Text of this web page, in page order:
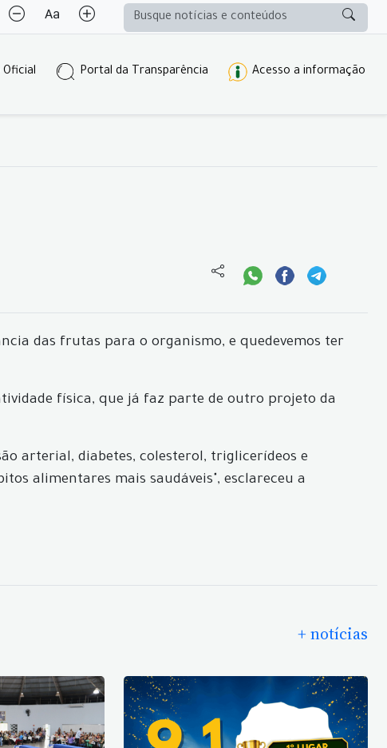
Oficial Portal da Transparência Acesso a informação
das frutas para o organismo, e quedevemos ter
física, que já faz parte de outro projeto da
arterial, diabetes, colesterol, triglicerídeos e
alimentares mais saudáveis", esclareceu a
+ notícias